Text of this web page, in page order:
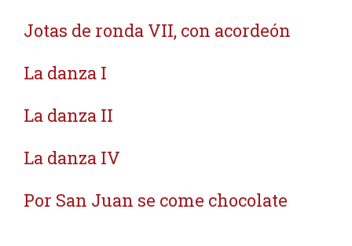
Jotas de ronda VII, con acordeón
La danza I
La danza II
La danza IV
Por San Juan se come chocolate